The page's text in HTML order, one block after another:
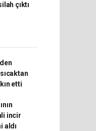
çıktı
etti
incir
aldı